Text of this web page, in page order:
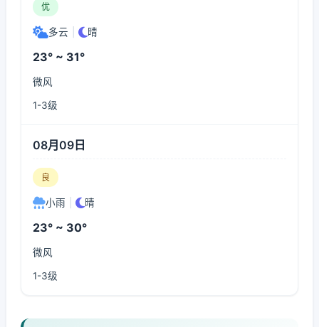
优
多云 晴
23° ~ 31°
微风
1-3级
08月09日
良
小雨 晴
23° ~ 30°
微风
1-3级